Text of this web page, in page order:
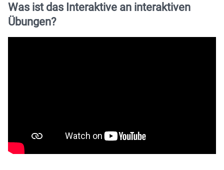
Was ist das Interaktive an interaktiven
Übungen?